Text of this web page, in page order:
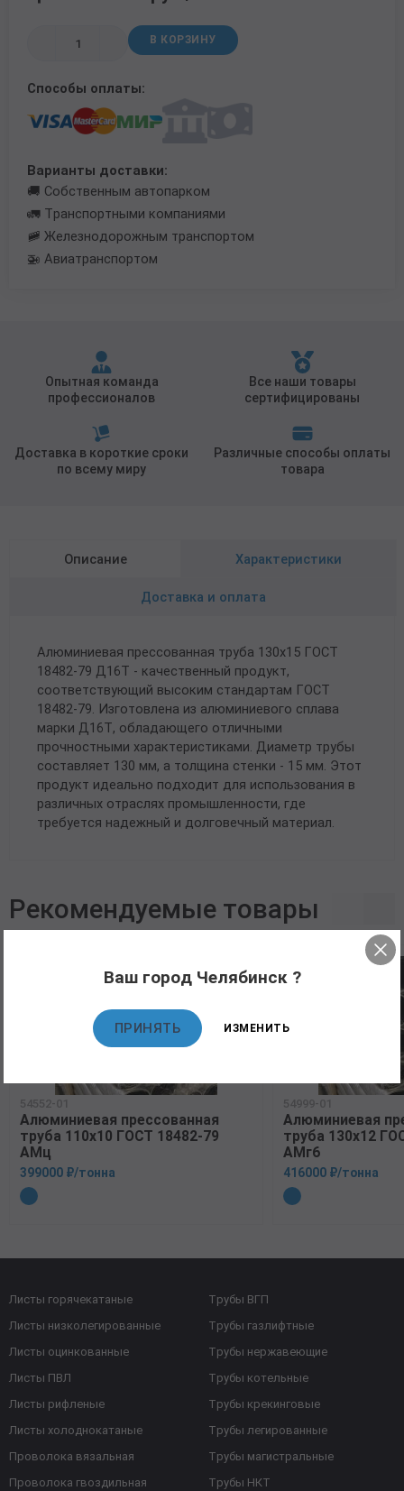
В КОРЗИНУ
Способы оплаты:
Варианты доставки:
🚚 Собственным автопарком
🚛 Транспортными компаниями
🚞 Железнодорожным транспортом
🚁 Авиатранспортом
Опытная команда
профессионалов
Все наши товары
сертифицированы
Доставка в короткие сроки
по всему миру
Различные способы оплаты
товара
Описание Характеристики
Доставка и оплата
Алюминиевая прессованная труба 130х15 ГОСТ
18482-79 Д16Т - качественный продукт,
соответствующий высоким стандартам ГОСТ
18482-79. Изготовлена из алюминиевого сплава
марки Д16Т, обладающего отличными
прочностными характеристиками. Диаметр трубы
составляет 130 мм, а толщина стенки - 15 мм. Этот
продукт идеально подходит для использования в
различных отраслях промышленности, где
требуется надежный и долговечный материал.
Рекомендуемые товары
54552-01
Алюминиевая прессованная
труба 110х10 ГОСТ 18482-79
АМц
399000 ₽/тонна
54999-01
Алюминиевая
труба 130х12
АМг6
416000 ₽/тонна
Листы горячекатаные
Листы низколегированные
Листы оцинкованные
Листы ПВЛ
Листы рифленые
Листы холоднокатаные
Проволока вязальная
Проволока гвоздильная
Трубы ВГП
Трубы газлифтные
Трубы нержавеющие
Трубы котельные
Трубы крекинговые
Трубы легированные
Трубы магистральные
Трубы НКТ
Ваш город Челябинск ?
ПРИНЯТЬ ИЗМЕНИТЬ
Трубы в ВУС изоляции